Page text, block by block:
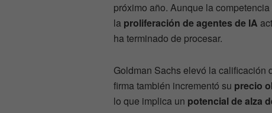
próximo año. Aunque la competencia
la proliferación de agentes de IA
ha terminado de procesar.
Goldman Sachs elevó la calificación
firma también incrementó su precio
lo que implica un potencial de alza